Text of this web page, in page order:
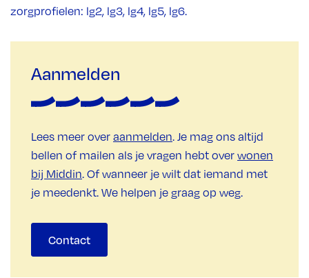
zorgprofielen: lg2, lg3, lg4, lg5, lg6.
Aanmelden
Lees meer over aanmelden. Je mag ons altijd
bellen of mailen als je vragen hebt over wonen
bij Middin. Of wanneer je wilt dat iemand met
je meedenkt. We helpen je graag op weg.
Contact